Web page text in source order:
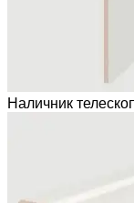
Наличник